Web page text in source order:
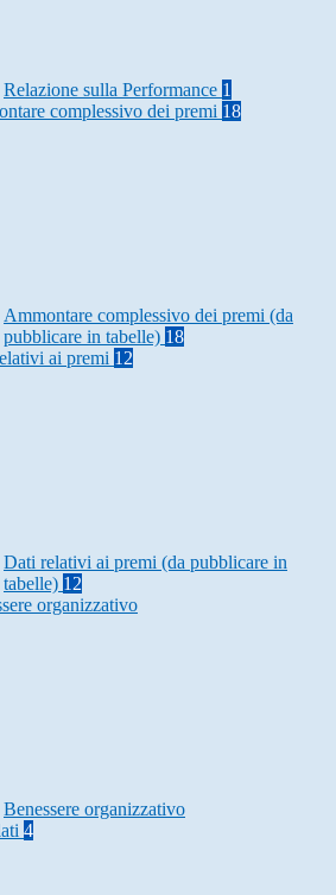
Relazione sulla Performance 1
complessivo dei premi 18
Ammontare complessivo dei premi (da
pubblicare in tabelle) 18
ai premi 12
Dati relativi ai premi (da pubblicare in
tabelle) 12
organizzativo
Benessere organizzativo
4